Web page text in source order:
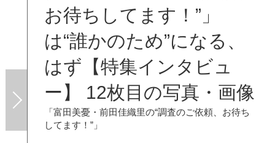
お待ちしてます！”」
は“誰かのため”になる、
はず【特集インタビュ
ー】 12枚目の写真・画像
「富田美憂・前田佳織里の“調査のご依頼、お待ち
してます！”」